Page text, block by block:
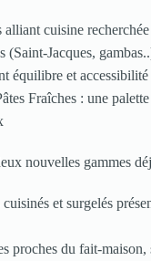
cuisine
(Saint-Jacques,
équilibre et
Fraîches : une
nouvelles gammes
et surgelés
proches du fait-